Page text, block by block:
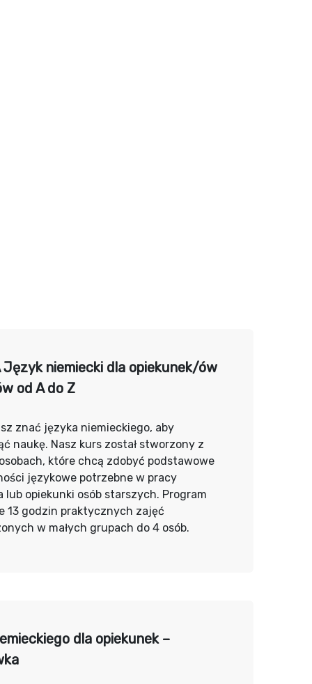
Język niemiecki dla opiekunek/ów
od A do Z
znać języka niemieckiego, aby
naukę. Nasz kurs został stworzony z
które chcą zdobyć podstawowe
językowe potrzebne w pracy
lub opiekunki osób starszych. Program
13 godzin praktycznych zajęć
w małych grupach do 4 osób.
dla opiekunek –